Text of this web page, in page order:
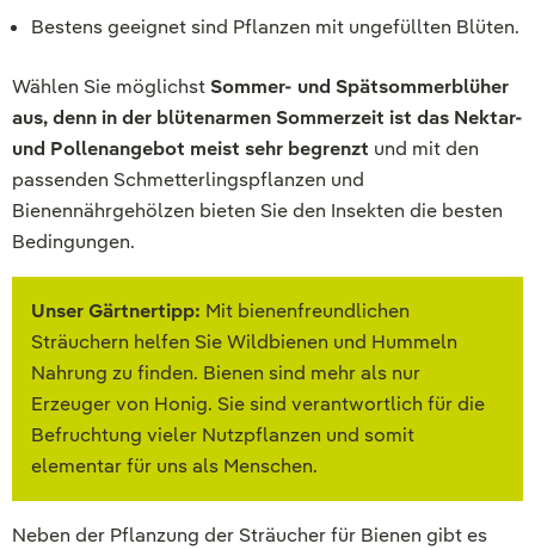
Bestens geeignet sind Pflanzen mit ungefüllten Blüten.
Wählen Sie möglichstSommer- und Spätsommerblüher
aus, denn in der blütenarmen Sommerzeit ist das Nektar-
und Pollenangebot meist sehr begrenzt und mit den
passenden Schmetterlingspflanzen und
Bienennährgehölzen bieten Sie den Insekten die besten
Bedingungen.
Unser Gärtnertipp: Mit bienenfreundlichen
Sträuchern helfen Sie Wildbienen und Hummeln
Nahrung zu finden. Bienen sind mehr als nur
Erzeuger von Honig. Sie sind verantwortlich für die
Befruchtung vieler Nutzpflanzen und somit
elementar für uns als Menschen.
Neben der Pflanzung der Sträucher für Bienen gibt es